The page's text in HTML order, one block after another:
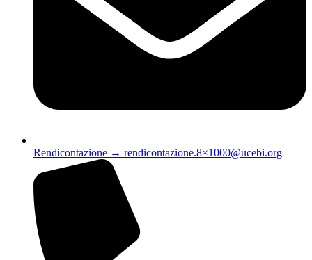
Rendicontazione → rendicontazione.8×1000@ucebi.org